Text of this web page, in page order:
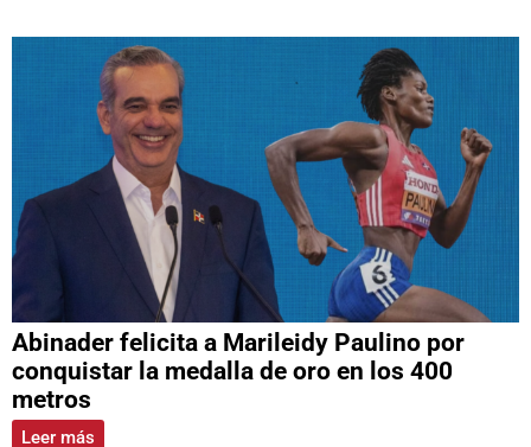
Abinader felicita a Marileidy Paulino por
conquistar la medalla de oro en los 400
metros
Leer más